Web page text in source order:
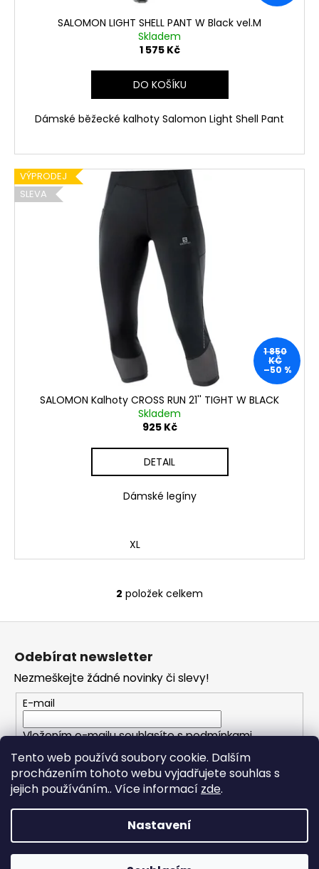
Tento web používá soubory cookie. Dalším
procházením tohoto webu vyjadřujete souhlas s
jejich používáním.. Více informací zde.
Nastavení
SALOMON LIGHT SHELL PANT W Black vel.M
Skladem
1 575 Kč
DO KOŠÍKU
Dámské běžecké kalhoty Salomon Light Shell Pant
VÝPRODEJ
SLEVA
1 850
KČ
–50 %
SALOMON Kalhoty CROSS RUN 21'' TIGHT W BLACK
Skladem
925 Kč
DETAIL
Dámské legíny
XL
O
v
a
c
í
p
r
v
k
y
v
ý
p
i
2 položek celkem
Z
Odebírat newsletter
Nezmeškejte žádné novinky či slevy!
E-mail
Vložením e-mailu souhlasíte spodmínkami
ochrany osobních údajů
PŘIHLÁSIT SE